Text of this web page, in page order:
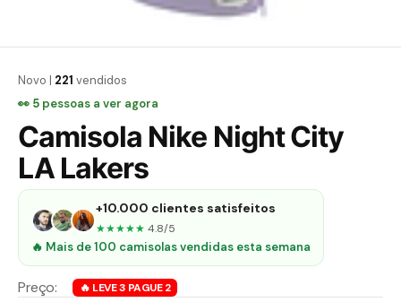
Novo | 221 vendidos
👀 5 pessoas a ver agora
Camisola Nike Night City
LA Lakers
+10.000 clientes satisfeitos
★★★★★ 4.8/5
🔥 Mais de 100 camisolas vendidas esta semana